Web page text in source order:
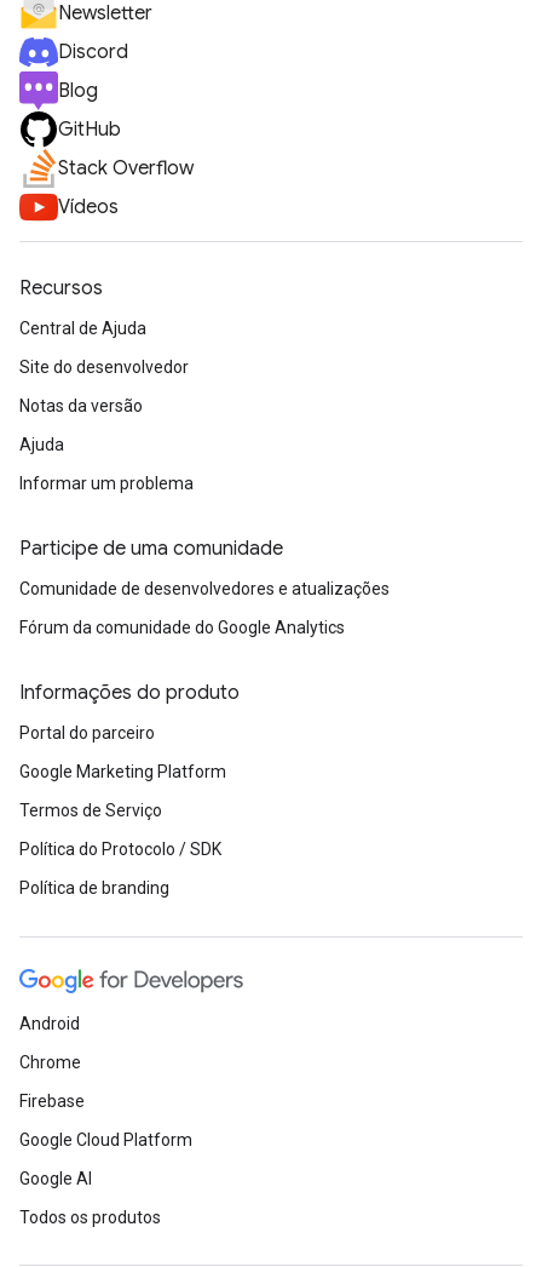
Newsletter
Discord
Blog
GitHub
Stack Overflow
Vídeos
Recursos
Central de Ajuda
Site do desenvolvedor
Notas da versão
Ajuda
Informar um problema
Participe de uma comunidade
Comunidade de desenvolvedores e atualizações
Fórum da comunidade do Google Analytics
Informações do produto
Portal do parceiro
Google Marketing Platform
Termos de Serviço
Política do Protocolo / SDK
Política de branding
Android
Chrome
Firebase
Google Cloud Platform
Google AI
Todos os produtos